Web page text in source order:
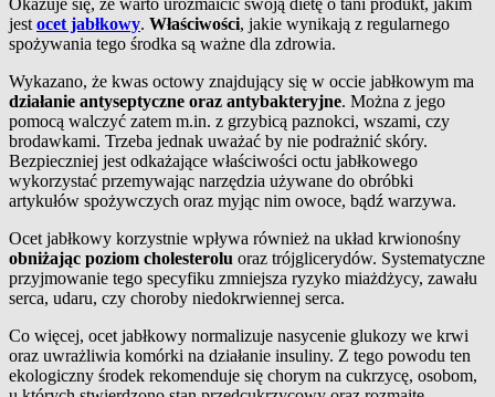
jest ocet jabłkowy. Właściwości, jakie wynikają z regularnego
spożywania tego środka są ważne dla zdrowia.
Wykazano, że kwas octowy znajdujący się w occie jabłkowym ma
działanie antyseptyczne oraz antybakteryjne. Można z jego
pomocą walczyć zatem m.in. z grzybicą paznokci, wszami, czy
brodawkami. Trzeba jednak uważać by nie podrażnić skóry.
Bezpieczniej jest odkażające właściwości octu jabłkowego
wykorzystać przemywając narzędzia używane do obróbki
artykułów spożywczych oraz myjąc nim owoce, bądź warzywa.
Ocet jabłkowy korzystnie wpływa również na układ krwionośny
obniżając poziom cholesterolu oraz trójglicerydów. Systematyczne
przyjmowanie tego specyfiku zmniejsza ryzyko miażdżycy, zawału
serca, udaru, czy choroby niedokrwiennej serca.
Co więcej, ocet jabłkowy normalizuje nasycenie glukozy we krwi
oraz uwrażliwia komórki na działanie insuliny. Z tego powodu ten
ekologiczny środek rekomenduje się chorym na cukrzycę, osobom,